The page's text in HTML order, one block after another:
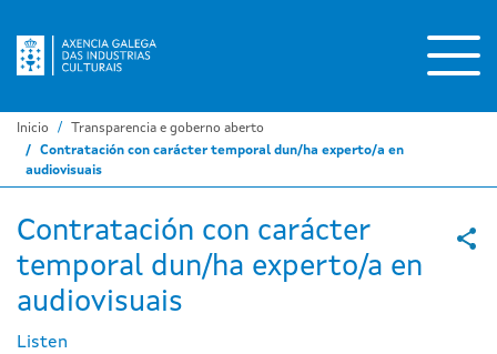
Inicio
Transparencia e goberno aberto
Contratación con carácter temporal dun/ha experto/a en
audiovisuais
Contratación con carácter
temporal dun/ha experto/a en
audiovisuais
Listen